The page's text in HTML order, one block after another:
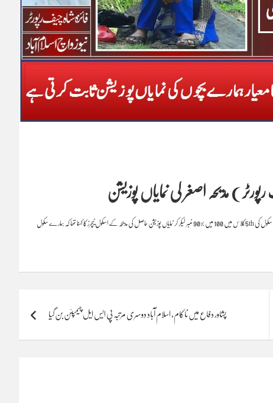
) مدیحہ اصغر کی نمایاں پوزیشن
آزاد کشمیر دھیر کوٹ کے نواحی گائوں ڈھوک کی ہونہار طالبہ مدیحہ اصغر نے اسلام آباد کےپرائیویٹ سکول آصف پبلک سکول کی 5thکلاس میں 100 میں %90 نمبر لیکر کر نمایاں پوزیشن حاصل کی مدیحہ کے اسکول ٹیچرز کا کہنا تھا کہ ہمارے سکول
پشاور دفاع میں ناکام، اسلام آباد دوسری مرتبہ پی ایس ایل چیمپئن بن گیا